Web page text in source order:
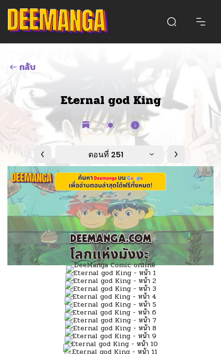
กลับ
Eternal god King
ตอนที่ 251